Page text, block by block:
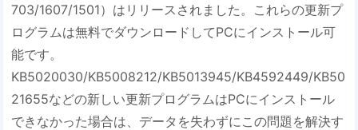
703/1607/1501）はリリースされました。これらの更新プ
ログラムは無料でダウンロードしてPCにインストール可
能です。
KB5020030/KB5008212/KB5013945/KB4592449/KB50
21655などの新しい更新プログラムはPCにインストール
できなかった場合は、データを失わずにこの問題を解決す